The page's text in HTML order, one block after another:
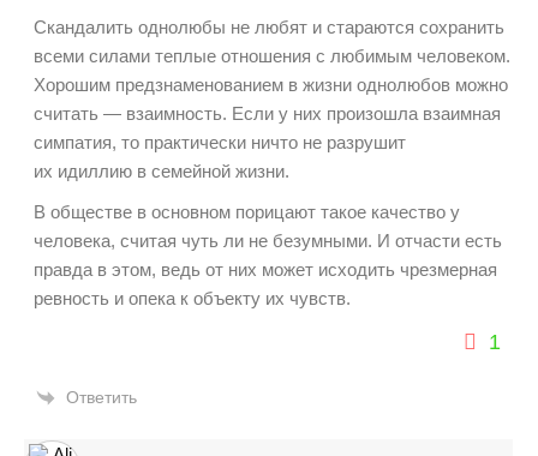
Скандалить однолюбы не любят и стараются сохранить
всеми силами теплые отношения с любимым человеком.
Хорошим предзнаменованием в жизни однолюбов можно
считать — взаимность. Если у них произошла взаимная
симпатия, то практически ничто не разрушит
их идиллию в семейной жизни.
В обществе в основном порицают такое качество у
человека, считая чуть ли не безумными. И отчасти есть
правда в этом, ведь от них может исходить чрезмерная
ревность и опека к объекту их чувств.
1
Ответить